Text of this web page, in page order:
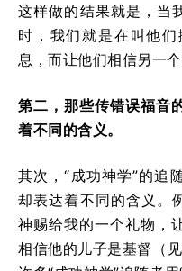
这样做的结果就是，当
时，我们就是在叫他
息，而让他们相信另一
第二，那些传错误福音
着不同的含义。
其次，“成功神学”的追
却表达着不同的含义。
神赐给我的一个礼物，
相信他的儿子是基督（